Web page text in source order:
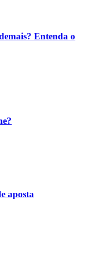
Entenda o
aposta